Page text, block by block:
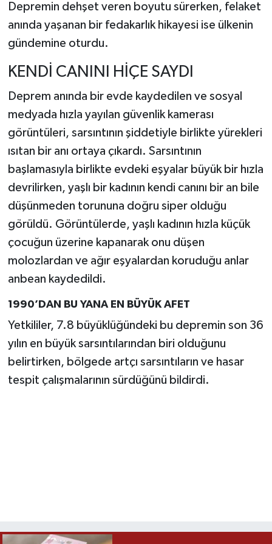
Depremin dehşet veren boyutu sürerken, felaket
anında yaşanan bir fedakarlık hikayesi ise ülkenin
gündemine oturdu.
KENDİ CANINI HİÇE SAYDI
Deprem anında bir evde kaydedilen ve sosyal
medyada hızla yayılan güvenlik kamerası
görüntüleri, sarsıntının şiddetiyle birlikte yürekleri
ısıtan bir anı ortaya çıkardı. Sarsıntının
başlamasıyla birlikte evdeki eşyalar büyük bir hızla
devrilirken, yaşlı bir kadının kendi canını bir an bile
düşünmeden torununa doğru siper olduğu
görüldü. Görüntülerde, yaşlı kadının hızla küçük
çocuğun üzerine kapanarak onu düşen
molozlardan ve ağır eşyalardan koruduğu anlar
anbean kaydedildi.
1990’DAN BU YANA EN BÜYÜK AFET
Yetkililer, 7.8 büyüklüğündeki bu depremin son 36
yılın en büyük sarsıntılarından biri olduğunu
belirtirken, bölgede artçı sarsıntıların ve hasar
tespit çalışmalarının sürdüğünü bildirdi.